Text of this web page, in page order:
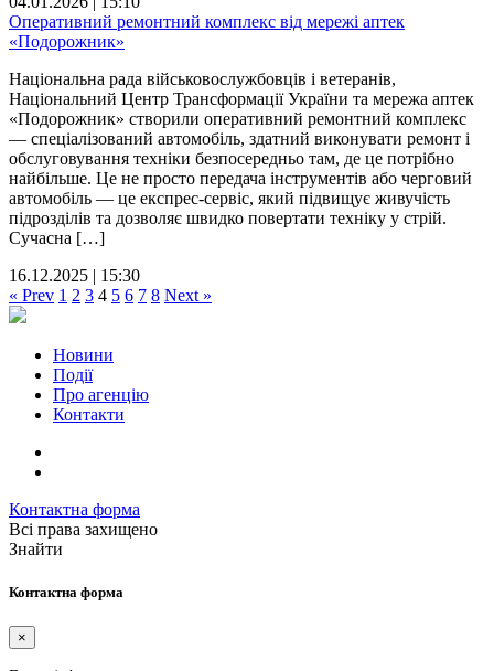
Оперативний ремонтний комплекс від мережі аптек
«Подорожник»
Національна рада військовослужбовців і ветеранів,
Національний Центр Трансформації України та мережа аптек
«Подорожник» створили оперативний ремонтний комплекс
— спеціалізований автомобіль, здатний виконувати ремонт і
обслуговування техніки безпосередньо там, де це потрібно
найбільше. Це не просто передача інструментів або черговий
автомобіль — це експрес-сервіс, який підвищує живучість
підрозділів та дозволяє швидко повертати техніку у стрій.
Сучасна […]
16.12.2025 | 15:30
« Prev 1 2 3 4 5 6 7 8 Next »
Новини
Події
Про агенцію
Контакти
Контактна форма
Всі права захищено
Знайти
Контактна форма
×